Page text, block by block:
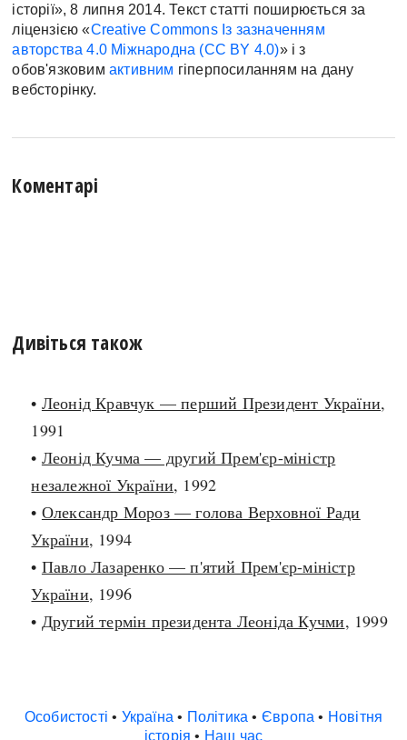
історії», 8 липня 2014. Текст статті поширюється за
ліцензією «Creative Commons Із зазначенням
авторства 4.0 Міжнародна (CC BY 4.0)» і з
обов'язковимактивним гіперпосиланням на дану
вебсторінку.
Коментарі
Дивіться також
• Леонід Кравчук — перший Президент України,
1991
• Леонід Кучма — другий Прем'єр-міністр
незалежної України, 1992
• Олександр Мороз — голова Верховної Ради
України, 1994
• Павло Лазаренко — п'ятий Прем'єр-міністр
України, 1996
• Другий термін президента Леоніда Кучми, 1999
Особистості • Україна • Політика • Європа • Новітня
історія • Наш час